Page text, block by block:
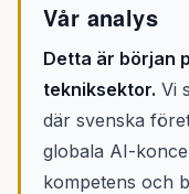
Vår analys
Detta är början
tekniksektor. Vi
där svenska
globala AI-
kompetens och